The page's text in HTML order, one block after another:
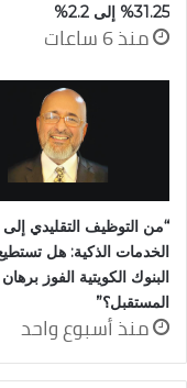
31.25% إلى 2.2%
منذ 6 ساعات
“من التوظيف التقليدي إلى
الخدمات الذكية: هل
البنوك الكويتية الفوز برهان
المستقبل؟”
منذ أسبوع واحد